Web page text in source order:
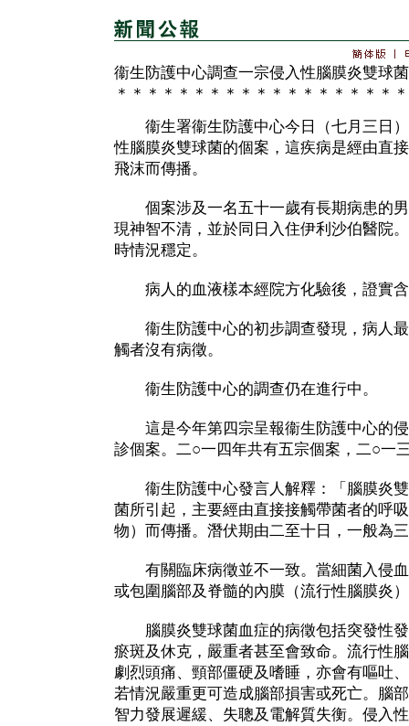
衞生防護中心調查一宗侵入性腦膜炎雙球
＊＊＊＊＊＊＊＊＊＊＊＊＊＊＊＊＊＊
衞生署衞生防護中心今日（七月三日）
性腦膜炎雙球菌的個案，這疾病是經由直
飛沫而傳播。
個案涉及一名五十一歲有長期病患的男
現神智不清，並於同日入住伊利沙伯醫院
時情況穩定。
病人的血液樣本經院方化驗後，證實含
衞生防護中心的初步調查發現，病人最
觸者沒有病徵。
衞生防護中心的調查仍在進行中。
這是今年第四宗呈報衞生防護中心的侵
診個案。二○一四年共有五宗個案，二○一
衞生防護中心發言人解釋：「腦膜炎雙
菌所引起，主要經由直接接觸帶菌者的呼
物）而傳播。潛伏期由二至十日，一般為
有關臨床病徵並不一致。當細菌入侵血
或包圍腦部及脊髓的內膜（流行性腦膜炎
腦膜炎雙球菌血症的病徵包括突發性發
瘀斑及休克，嚴重者甚至會致命。流行性
劇烈頭痛、頸部僵硬及嗜睡，亦會有嘔吐
若情況嚴重更可造成腦部損害或死亡。腦
智力發展遲緩、失聰及電解質失衡。侵入